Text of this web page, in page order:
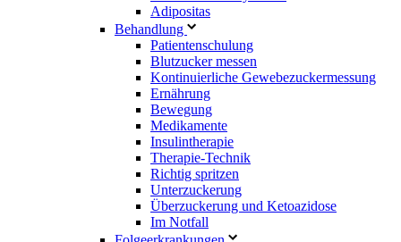
Adipositas
Behandlung
Patientenschulung
Blutzucker messen
Kontinuierliche Gewebezuckermessung
Ernährung
Bewegung
Medikamente
Insulintherapie
Therapie-Technik
Richtig spritzen
Unterzuckerung
Überzuckerung und Ketoazidose
Im Notfall